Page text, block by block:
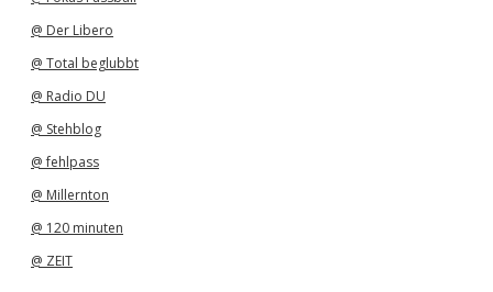
@ Der Libero
@ Total beglubbt
@ Radio DU
@ Stehblog
@ fehlpass
@ Millernton
@ 120 minuten
@ ZEIT